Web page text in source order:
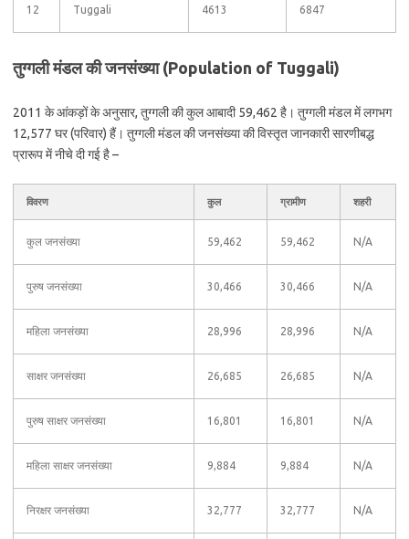
12 Tuggali 4613 6847
तुग्गली मंडल की जनसंख्या (Population of Tuggali)
2011 के आंकड़ों के अनुसार, तुग्गली की कुल आबादी 59,462 है। तुग्गली मंडल में लगभग
12,577 घर (परिवार) हैं। तुग्गली मंडल की जनसंख्या की विस्तृत जानकारी सारणीबद्ध
प्रारूप में नीचे दी गई है –
विवरण कुल ग्रामीण शहरी
कुल जनसंख्या 59,462 59,462 N/A
पुरुष जनसंख्या 30,466 30,466 N/A
महिला जनसंख्या 28,996 28,996 N/A
साक्षर जनसंख्या 26,685 26,685 N/A
पुरुष साक्षर जनसंख्या 16,801 16,801 N/A
महिला साक्षर जनसंख्या 9,884 9,884 N/A
निरक्षर जनसंख्या 32,777 32,777 N/A